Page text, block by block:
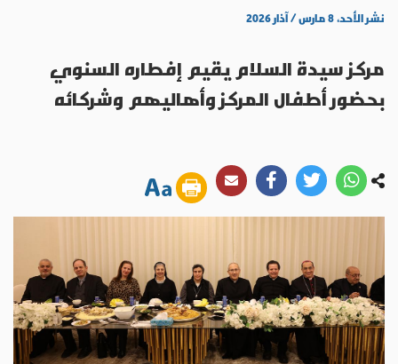
نشر الأحد، ٨ مارس / آذار ٢٠٢٦
مركز سيدة السلام يقيم إفطاره السنوي
بحضور أطفال المركز وأهاليهم وشركائه